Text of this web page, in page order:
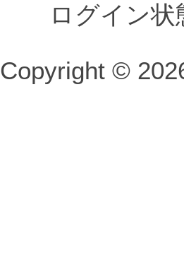
ログイン
Copyright ©